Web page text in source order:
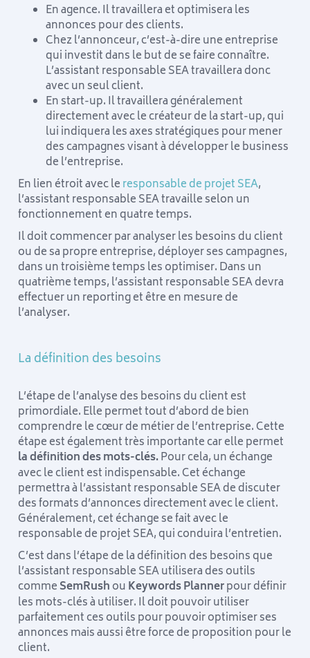
En agence. Il travaillera et optimisera les
annonces pour des clients.
Chez l’annonceur, c’est-à-dire une entreprise
qui investit dans le but de se faire connaître.
L’assistant responsable SEA travaillera donc
avec un seul client.
En start-up. Il travaillera généralement
directement avec le créateur de la start-up, qui
lui indiquera les axes stratégiques pour mener
des campagnes visant à développer le business
de l’entreprise.
En lien étroit avec leresponsable de projet SEA,
l’assistant responsable SEA travaille selon un
fonctionnement en quatre temps.
Il doit commencer par analyser les besoins du client
ou de sa propre entreprise, déployer ses campagnes,
dans un troisième temps les optimiser. Dans un
quatrième temps, l’assistant responsable SEA devra
effectuer un reporting et être en mesure de
l’analyser.
La définition des besoins
L’étape de l’analyse des besoins du client est
primordiale. Elle permet tout d’abord de bien
comprendre le cœur de métier de l’entreprise. Cette
étape est également très importante car elle permet
la définition des mots-clés.Pour cela, un échange
avec le client est indispensable. Cet échange
permettra à l’assistant responsable SEA de discuter
des formats d’annonces directement avec le client.
Généralement, cet échange se fait avec le
responsable de projet SEA, qui conduira l’entretien.
C’est dans l’étape de la définition des besoins que
l’assistant responsable SEA utilisera des outils
commeSemRushouKeywords Plannerpour définir
les mots-clés à utiliser. Il doit pouvoir utiliser
parfaitement ces outils pour pouvoir optimiser ses
annonces mais aussi être force de proposition pour le
client.